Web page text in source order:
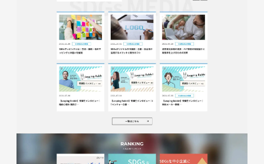
ファッション・トレンド
デザイン・ブランディング
働き方・組織文化・価値観
生活・趣味
NPO・自治体・行政
銀行・金融・フィンテック
健康・フィットネス
車・バイク・乗り物
建築・不動産・空間デザイン
転職・求人
文化・伝統・アート
クリエイティブ・マーケティング
ペット・動物
美容・エステ
教育・子育て・スクール
レストラン・飲食・ウェディング
旅行・観光・ホテル・旅館
医療・介護・ヘルスケア
音楽・映像・エンタメ
IT・ツール・アプリ
農業・畜産・食品
製造・素材・化学
コンサルティング・投資
土木・建設・インフラ整備
デジタルマーケティング・広告
化粧品・美容製品
人材紹介・派遣
法律・会計・士業
製薬・バイオテクノロジー